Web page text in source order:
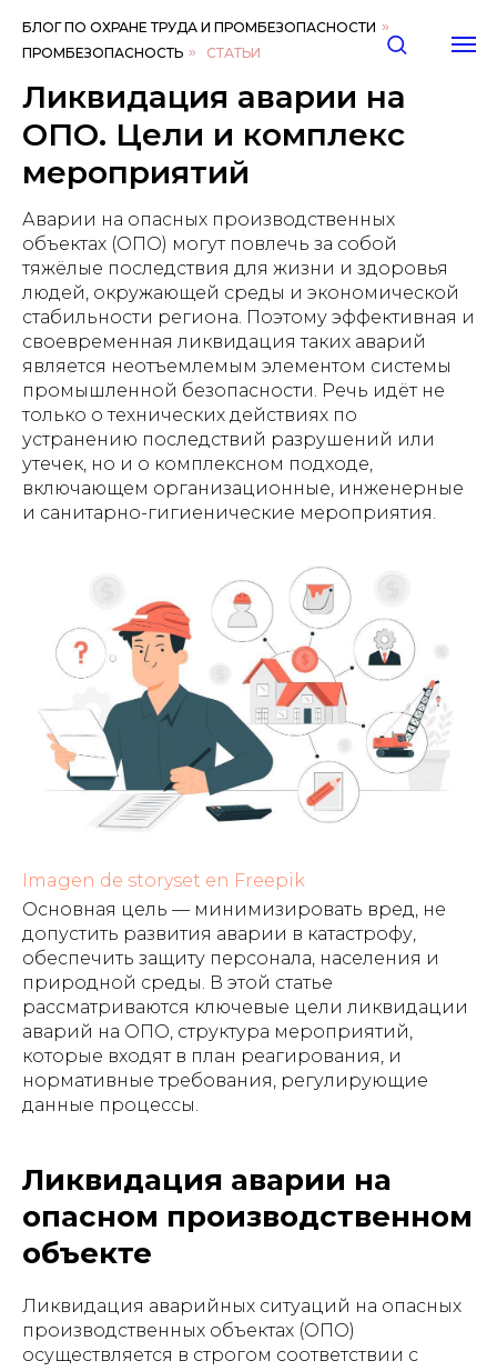
БЛОГ ПО ОХРАНЕ ТРУДА И ПРОМБЕЗОПАСНОСТИ »
ПРОМБЕЗОПАСНОСТЬ » СТАТЬИ
Ликвидация аварии на
ОПО. Цели и комплекс
мероприятий
Аварии на опасных производственных
объектах (ОПО) могут повлечь за собой
тяжёлые последствия для жизни и здоровья
людей, окружающей среды и экономической
стабильности региона. Поэтому эффективная и
своевременная ликвидация таких аварий
является неотъемлемым элементом системы
промышленной безопасности. Речь идёт не
только о технических действиях по
устранению последствий разрушений или
утечек, но и о комплексном подходе,
включающем организационные, инженерные
и санитарно-гигиенические мероприятия.
Imagen de storyset en Freepik
Основная цель — минимизировать вред, не
допустить развития аварии в катастрофу,
обеспечить защиту персонала, населения и
природной среды. В этой статье
рассматриваются ключевые цели ликвидации
аварий на ОПО, структура мероприятий,
которые входят в план реагирования, и
нормативные требования, регулирующие
данные процессы.
Ликвидация аварии на
опасном производственном
объекте
Ликвидация аварийных ситуаций на опасных
производственных объектах (ОПО)
осуществляется в строгом соответствии с